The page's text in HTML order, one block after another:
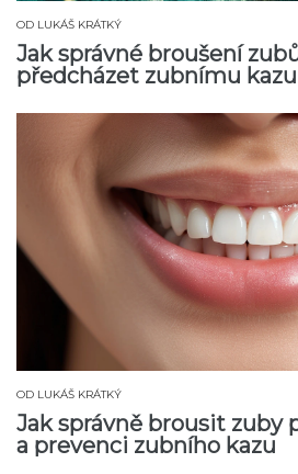
OD LUKÁŠ KRÁTKÝ
Jak správné broušení
předcházet zubnímu
OD LUKÁŠ KRÁTKÝ
Jak správně brousit zuby
a prevenci zubního kazu